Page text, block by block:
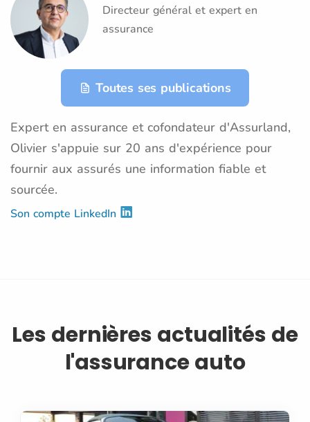
Directeur général et expert en
assurance
Toutes ses publications
Expert en assurance et cofondateur d'Assurland,
Olivier s'appuie sur 20 ans d'expérience pour
fournir aux assurés une information fiable et
sourcée.
Son compte LinkedIn
Les dernières actualités de
l'assurance auto